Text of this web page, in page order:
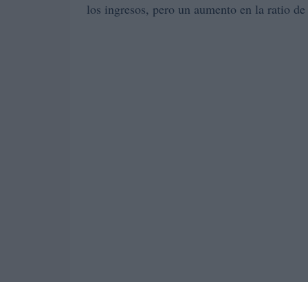
los ingresos, pero un aumento en la ratio